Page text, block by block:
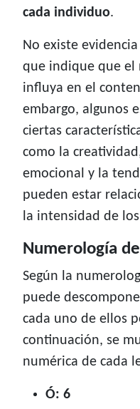
cada individuo.
No existe
que indique que el
influya en el
embargo, algunos
ciertas
como la
emocional y la
pueden estar
la intensidad de
Numerología
Según la
puede
cada uno de ellos
continuación, se
numérica de cada
Ó: 6